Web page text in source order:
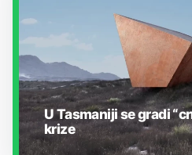
U Tasmaniji se gradi
krize